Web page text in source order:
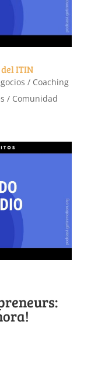
ITIN
/ Coaching
/ Comunidad